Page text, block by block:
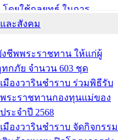
ยในของ สำนัก/กอง/
/ศูนย์พัฒนาเด็กเล็ก/สถานธนา
โดยใช้กลยุทธ์ ในการ
จัดเก็บรายได้ ประจำปี พ.ศ.
เมืองวารินชำราบ ร่วมการ
ชาการระดับนานาชาติและ
ารด้านนวัตกรรมท้องถิ่น 2568
างวัลทีมนักวิจัยดีเด่นจาก
มโครงการทะเบียนภาษีป้าย
เช่าอาคารพาณิชย์ บริเวณ
มสุขและถนนประทุมเทพภักดี
ละสังคม
งชีพพระราชทาน ให้แก่ผู้
กภัย จำนวน 603 ชุด
มืองวารินชำราบ ร่วมพิธีรับ
พระราชทานกองทุนแม่ของ
ระจำปี 2568
มืองวารินชำราบ จัดกิจกรรม